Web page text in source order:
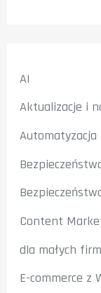
AI
Aktualizacje i
Content
dla małych firm
E-commerce z